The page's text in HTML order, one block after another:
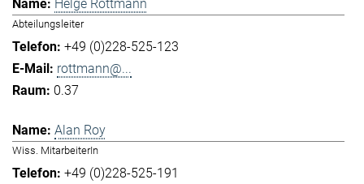
Helge Rottmann
Abteilungsleiter
+49 (0)228-525-123
rottmann@...
0.37
Alan Roy
Wiss. MitarbeiterIn
+49 (0)228-525-191